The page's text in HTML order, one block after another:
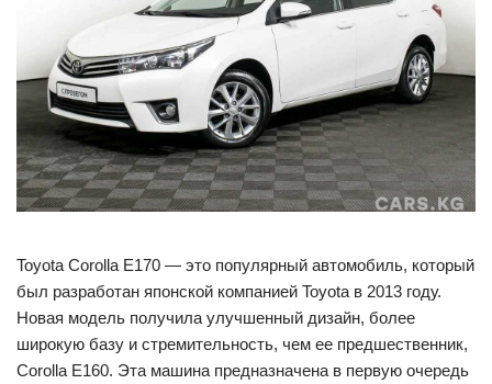
Toyota Corolla E170 — это популярный автомобиль, который
был разработан японской компанией Toyota в 2013 году.
Новая модель получила улучшенный дизайн, более
широкую базу и стремительность, чем ее предшественник,
Corolla E160. Эта машина предназначена в первую очередь